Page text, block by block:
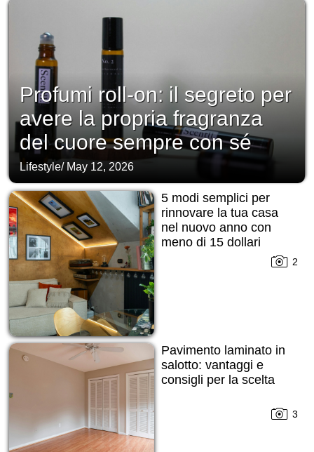
Profumi roll-on: il segreto per
avere la propria fragranza
del cuore sempre con sé
Lifestyle/ May 12, 2026
5 modi semplici per
rinnovare la tua casa
nel nuovo anno con
meno di 15 dollari
2
Pavimento laminato in
salotto: vantaggi e
consigli per la scelta
3